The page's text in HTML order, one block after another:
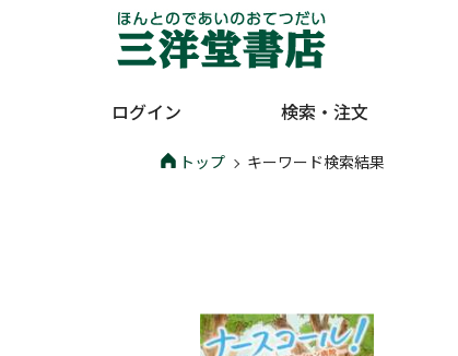
ログイン 検索・注文
トップ キーワード検索結果